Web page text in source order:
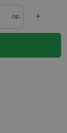
op. +